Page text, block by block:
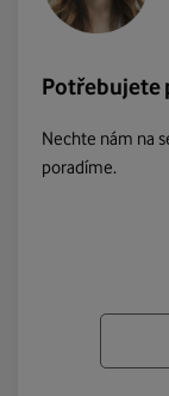
Potřebujete
Nechte nám na
poradíme.